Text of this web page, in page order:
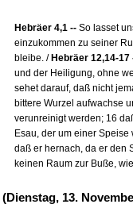
Hebräer 4,1 -- So lasset
einzukommen zu seiner
bleibe. / Hebräer 12,14-17
und der Heiligung, ohne
sehet darauf, daß nicht
bittere Wurzel aufwachse
verunreinigt werden; 16
Esau, der um einer
daß er hernach, da er den
keinen Raum zur Buße,
(Dienstag, 13.